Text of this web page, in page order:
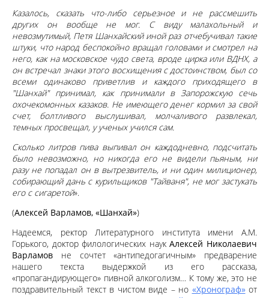
Казалось, сказать что-либо серьезное и не рассмешить
других он вообще не мог. С виду малахольный и
невозмутимый, Петя Шанхайский иной раз отчебучивал такие
штуки, что народ беспокойно вращал головами и смотрел на
него, как на московское чудо света, вроде цирка или ВДНХ, а
он встречал знаки этого восхищения с достоинством, был со
всеми одинаково приветлив и каждого приходящего в
"Шанхай" принимал, как принимали в Запорожскую сечь
охочекомонных казаков. Не имеющего денег кормил за свой
счет, болтливого выслушивал, молчаливого развлекал,
темных просвещал, у ученых учился сам.
Сколько литров пива выпивал он каждодневно, подсчитать
было невозможно, но никогда его не видели пьяным, ни
разу не попадал он в вытрезвитель, и ни один милиционер,
собирающий дань с курильщиков "Тайваня", не мог застукать
его с сигаретой».
(Алексей Варламов, «Шанхай»)
Надеемся, ректор Литературного института имени А.М.
Горького, доктор филологических наукАлексей Николаевич
Варламов не сочтет «антипедогагичным» предварение
нашего текста выдержкой из его рассказа,
«пропагандирующего» пивной алкоголизм… К тому же, это не
поздравительный текст в чистом виде – но «Хронограф»от